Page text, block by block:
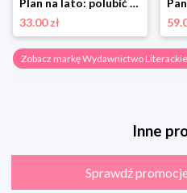
33.00 zł
Zobacz markę Wydawnictwo Literackie
Inne
Sprawdź